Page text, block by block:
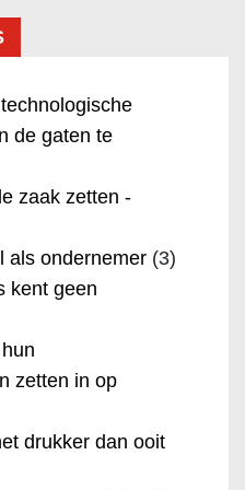
de gaten te
zaak zetten -
als ondernemer (3)
kent geen
zetten in op
drukker dan ooit